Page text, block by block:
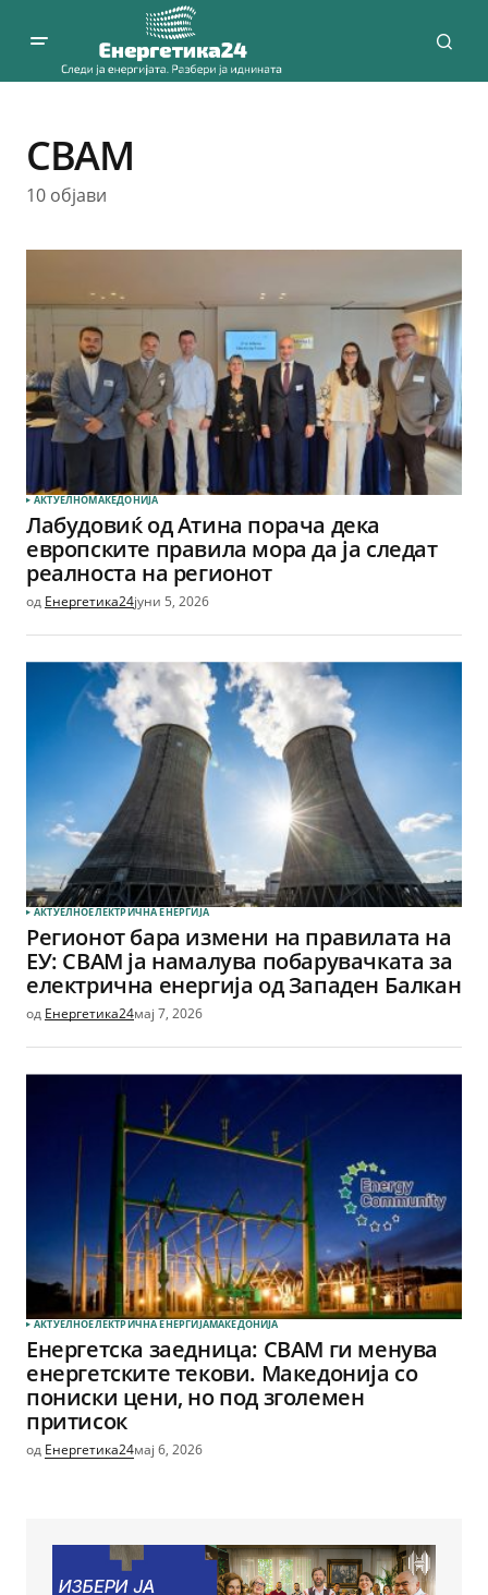
CBAM
10 објави
АКТУЕЛНОМАКЕДОНИЈА
Лабудовиќ од Атина порача дека
европските правила мора да ја следат
реалноста на регионот
од Енергетика24јуни 5, 2026
АКТУЕЛНОЕЛЕКТРИЧНА ЕНЕРГИЈА
Регионот бара измени на правилата на
ЕУ: CBAM ја намалува побарувачката за
електрична енергија од Западен Балкан
од Енергетика24мај 7, 2026
АКТУЕЛНОЕЛЕКТРИЧНА ЕНЕРГИЈАМАКЕДОНИЈА
Енергетска заедница: CBAM ги менува
енергетските текови. Македонија со
пониски цени, но под зголемен
притисок
од Енергетика24мај 6, 2026